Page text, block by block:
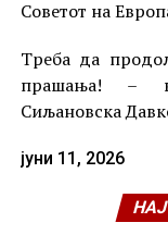
Советот на
Треба да
прашања! –
Сиљановска
јуни 11, 2026